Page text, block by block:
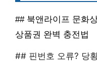
## 북앤라이프 문화
상품권 완벽 충전법
## 핀번호 오류? 당